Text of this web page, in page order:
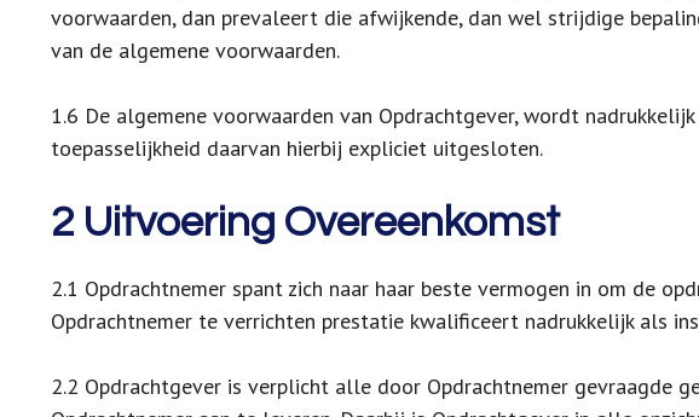
voorwaarden, dan prevaleert die afwijkende, dan wel strijdige
van de algemene voorwaarden.
1.6 De algemene voorwaarden van Opdrachtgever, wordt
toepasselijkheid daarvan hierbij expliciet uitgesloten.
2 Uitvoering Overeenkomst
2.1 Opdrachtnemer spant zich naar haar beste vermogen in om de
Opdrachtnemer te verrichten prestatie kwalificeert nadrukkelijk als
2.2 Opdrachtgever is verplicht alle door Opdrachtnemer gevraagde